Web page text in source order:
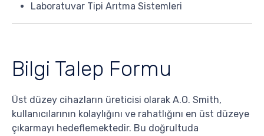
Laboratuvar Tipi Arıtma Sistemleri
Bilgi Talep Formu
Üst düzey cihazların üreticisi olarak A.O. Smith,
kullanıcılarının kolaylığını ve rahatlığını en üst düzeye
çıkarmayı hedeflemektedir. Bu doğrultuda